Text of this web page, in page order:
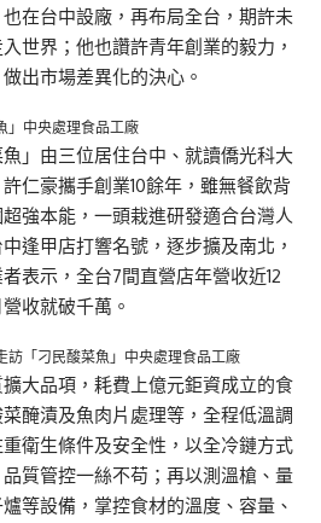
在台中設廠，再布局全台，期許未
世界；他也讚許青年創業的毅力，
出市場差異化的決心。
」中央處理食品工廠
」由三位居住台中、就讀僑光科大
仁豪攜手創業10餘年，雖無餐飲背
強本能，一頭栽進研發適合台灣人
逢甲店打響名號，逐步擴及南北，
表示，全台7間直營店年營收近12
收就破千萬。
訪「刁民酸菜魚」中央處理食品工廠
大品項，耗費上億元鉅資成立的食
醃漬及魚肉片處理等，全程低溫調
衛生條件及安全性，以全冷鏈方式
質管控一絲不苟；再以測溫槍、量
等設備，掌控食材的溫度、容量、